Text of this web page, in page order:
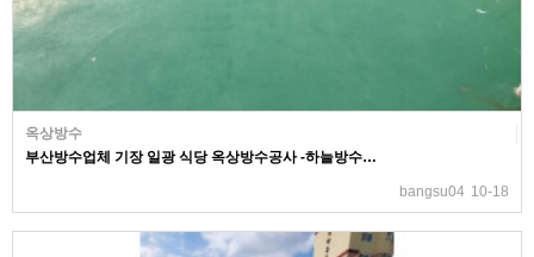
옥상방수
부산방수업체 기장 일광 식당 옥상방수공사 -하늘방수…
bangsu04 10-18